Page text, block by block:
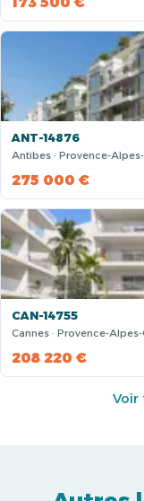
ANT-14876
Antibes · Provence-
275 000 €
CAN-14755
Cannes · Provence-
208 220 €
Voir